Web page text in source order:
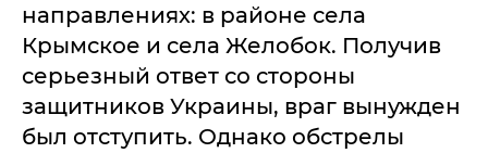
направлениях: в районе села
Крымское и села Желобок. Получив
серьезный ответ со стороны
защитников Украины, враг вынужден
был отступить. Однако обстрелы